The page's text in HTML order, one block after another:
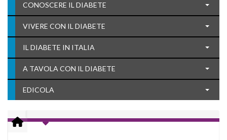
CONOSCERE IL DIABETE
VIVERE CON IL DIABETE
IL DIABETE IN ITALIA
A TAVOLA CON IL DIABETE
EDICOLA